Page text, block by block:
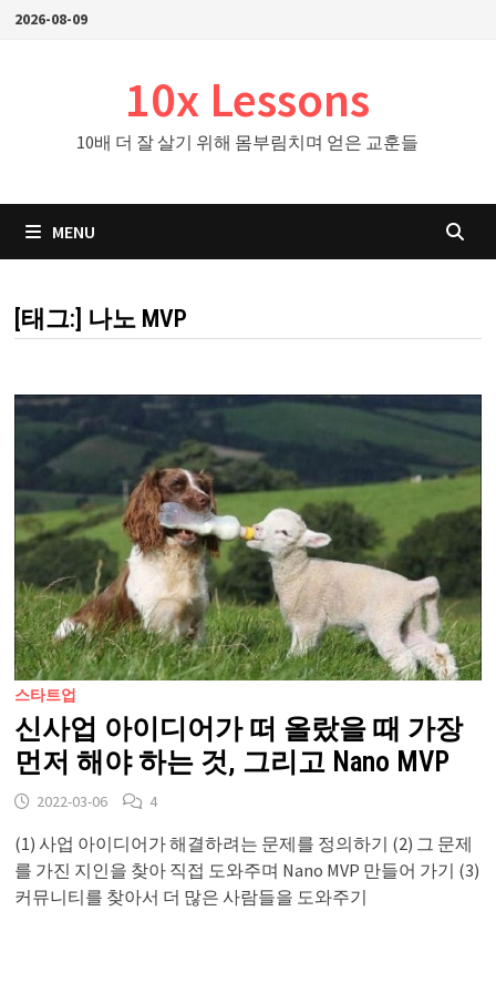
Skip2026-08-09
10x Lessons
10배 더 잘 살기 위해 몸부림치며 얻은 교훈들
MENU
[태그:] 나노 MVP
스타트업
신사업 아이디어가 떠 올랐을 때 가장
먼저 해야 하는 것, 그리고 Nano MVP
2022-03-06 4
(1) 사업 아이디어가 해결하려는 문제를 정의하기 (2) 그 문제
를 가진 지인을 찾아 직접 도와주며 Nano MVP 만들어 가기 (3)
커뮤니티를 찾아서 더 많은 사람들을 도와주기